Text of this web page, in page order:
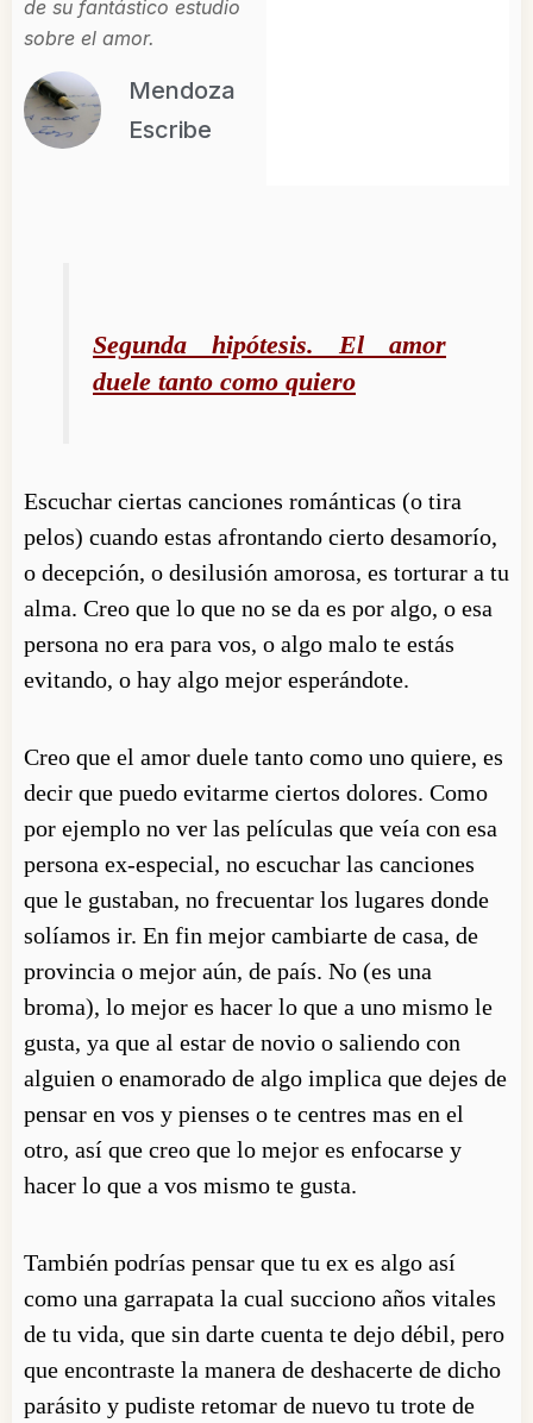
de su fantástico estudio
sobre el amor.
Mendoza
Escribe
Segunda hipótesis. El amor
duele tanto como quiero
Escuchar ciertas canciones románticas (o tira
pelos) cuando estas afrontando cierto desamorío,
o decepción, o desilusión amorosa, es torturar a tu
alma. Creo que lo que no se da es por algo, o esa
persona no era para vos, o algo malo te estás
evitando, o hay algo mejor esperándote.
Creo que el amor duele tanto como uno quiere, es
decir que puedo evitarme ciertos dolores. Como
por ejemplo no ver las películas que veía con esa
persona ex-especial, no escuchar las canciones
que le gustaban, no frecuentar los lugares donde
solíamos ir. En fin mejor cambiarte de casa, de
provincia o mejor aún, de país. No (es una
broma), lo mejor es hacer lo que a uno mismo le
gusta, ya que al estar de novio o saliendo con
alguien o enamorado de algo implica que dejes de
pensar en vos y pienses o te centres mas en el
otro, así que creo que lo mejor es enfocarse y
hacer lo que a vos mismo te gusta.
También podrías pensar que tu ex es algo así
como una garrapata la cual succiono años vitales
de tu vida, que sin darte cuenta te dejo débil, pero
que encontraste la manera de deshacerte de dicho
parásito y pudiste retomar de nuevo tu trote de